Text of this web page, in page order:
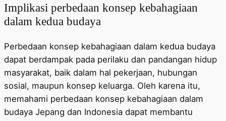
Implikasi perbedaan konsep kebahagiaan
dalam kedua budaya
Perbedaan konsep kebahagiaan dalam kedua budaya
dapat berdampak pada perilaku dan pandangan hidup
masyarakat, baik dalam hal pekerjaan, hubungan
sosial, maupun konsep keluarga. Oleh karena itu,
memahami perbedaan konsep kebahagiaan dalam
budaya Jepang dan Indonesia dapat membantu